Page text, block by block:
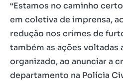
“Estamos no caminho
em coletiva de imprensa,
redução nos crimes de
também as ações voltadas
organizado, ao anunciar a
departamento na Polícia